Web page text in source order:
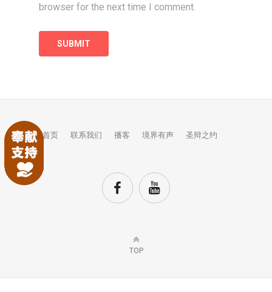
browser for the next time I comment.
首页 联系我们 播客 境界有声 圣辩之约
TOP